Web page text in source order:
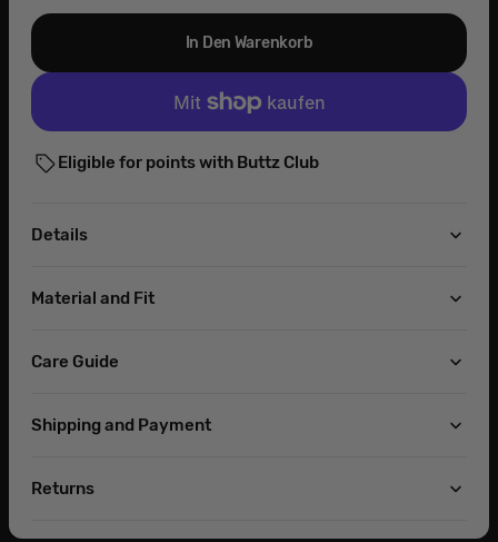
Details
Material and Fit
Care Guide
Shipping and Payment
Returns
In Den Warenkorb
Eligible for points with Buttz Club